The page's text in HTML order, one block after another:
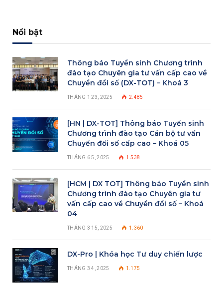
Nổi bật
Thông báo Tuyển sinh Chương trình
đào tạo Chuyên gia tư vấn cấp cao về
Chuyển đổi số (DX-TOT) – Khoá 3
THÁNG 1 23, 2025 2.485
[HN | DX-TOT] Thông báo Tuyển sinh
Chương trình đào tạo Cán bộ tư vấn
Chuyển đổi số cấp cao – Khoá 05
THÁNG 6 5, 2025 1.538
[HCM | DX TOT] Thông báo Tuyển sinh
Chương trình đào tạo Chuyên gia tư
vấn cấp cao về Chuyển đổi số – Khoá
04
THÁNG 3 15, 2025 1.360
DX-Pro | Khóa học Tư duy chiến lược
THÁNG 3 4, 2025 1.175